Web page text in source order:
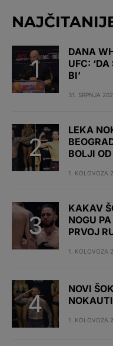
DANA
UFC:
BI’
31. SRPNJA
LEKA
BOLJI
1. KOLOVOZA
KAKAV
NOGU
PRVOJ
1. KOLOVOZA
NOVI
1. KOLOVOZA